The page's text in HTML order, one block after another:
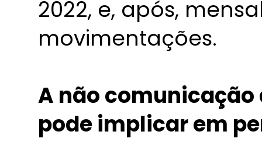
2022, e, após,
movimentações.
A não
pode implicar em